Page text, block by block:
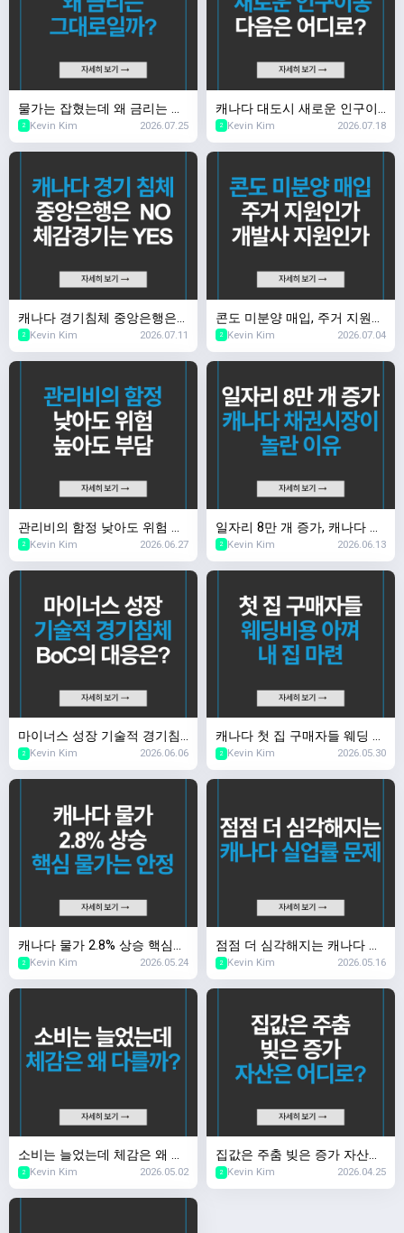
물가는 잡혔는데 왜 금리는 그
대로일까?
2 Kevin Kim 2026.07.25
캐나다 대도시 새로운 인구이
동 다음은 어디로?
2 Kevin Kim 2026.07.18
캐나다 경기침체 중앙은행은
NO, 체감 경기는 YES
2 Kevin Kim 2026.07.11
콘도 미분양 매입, 주거 지원인
가 개발사 지원인가
2 Kevin Kim 2026.07.04
관리비의 함정 낮아도 위험 높
아도 부담
2 Kevin Kim 2026.06.27
일자리 8만 개 증가, 캐나다 채
권시장이 놀란 이유
2 Kevin Kim 2026.06.13
마이너스 성장 기술적 경기침
체, BoC의 대응은?
2 Kevin Kim 2026.06.06
캐나다 첫 집 구매자들 웨딩 비
용 아껴 내 집 마련
2 Kevin Kim 2026.05.30
캐나다 물가 2.8% 상승 핵심
물가는 안정
2 Kevin Kim 2026.05.24
점점 더 심각해지는 캐나다 실
업률 문제
2 Kevin Kim 2026.05.16
소비는 늘었는데 체감은 왜 다
를까?
2 Kevin Kim 2026.05.02
집값은 주춤 빚은 증가 자산은
어디로?
2 Kevin Kim 2026.04.25